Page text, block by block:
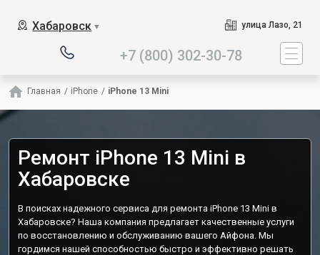
Хабаровск ▼ улица Лазо, 21
+7 (800) 302-30-78
Главная / iPhone / iPhone 13 Mini
Ремонт iPhone 13 Mini в
Хабаровске
В поисках надежного сервиса для ремонта iPhone 13 Mini в
Хабаровске? Наша компания предлагает качественные услуги
по восстановлению и обслуживанию вашего Айфона. Мы
гордимся нашей способностью быстро и эффективно решать